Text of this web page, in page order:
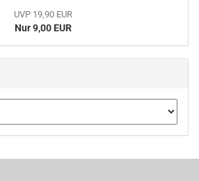
UVP 19,90 EUR
Nur 9,00 EUR